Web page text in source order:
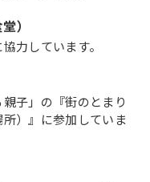
）
力しています。
子」の『街のとまり
）』に参加していま